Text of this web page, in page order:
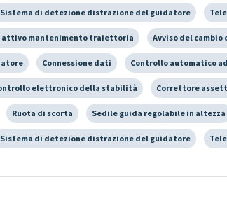
Sistema di detezione distrazione del guidatore
attivo mantenimento traiettoria Avviso del cambio
Connessione dati Controllo automatico
elettronico della stabilità Correttore
Ruota di scorta Sedile guida regolabile in altezza
Sistema di detezione distrazione del guidatore